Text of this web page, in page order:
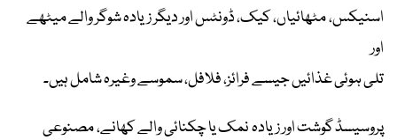
اسنیکس، مٹھائیاں، کیک، ڈونٹس اور دیگر زیادہ شوگر والے میٹھے
اور
تلی ہوئی غذائیں جیسے فرائز، فلافل، سموسے وغیرہ شامل ہیں۔
پروسیسڈ گوشت اور زیادہ نمک یا چکنائی والے کھانے، مصنوعی